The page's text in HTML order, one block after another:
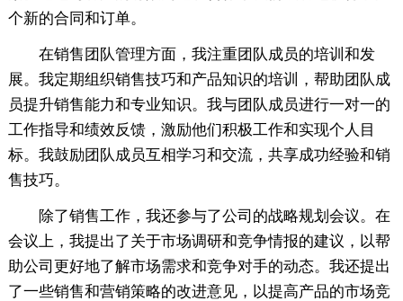
个新的合同和订单。
在销售团队管理方面，我注重团队成员的培训和发
展。我定期组织销售技巧和产品知识的培训，帮助团队成
员提升销售能力和专业知识。我与团队成员进行一对一的
工作指导和绩效反馈，激励他们积极工作和实现个人目
标。我鼓励团队成员互相学习和交流，共享成功经验和销
售技巧。
除了销售工作，我还参与了公司的战略规划会议。在
会议上，我提出了关于市场调研和竞争情报的建议，以帮
助公司更好地了解市场需求和竞争对手的动态。我还提出
了一些销售和营销策略的改进意见，以提高产品的市场竞